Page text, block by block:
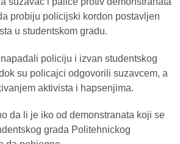
probiju policijski kordon postavljen
u studentskom gradu.
policiju i izvan studentskog
su policajci odgovorili suzavcem, a
aktivista i hapsenjima.
da li je iko od demonstranata koji se
grada Politehnickog